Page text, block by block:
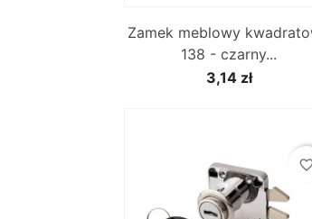
Zamek meblowy
138 - czarny...
3,14 zł